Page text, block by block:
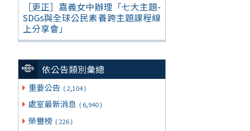
［更正］嘉義女中辦理「七大主題-
SDGs與全球公民素養跨主題課程線
上分享會」
依公告類別彙總
重要公告 ( 2,104 )
處室最新消息 ( 6,940 )
榮譽榜 ( 226 )